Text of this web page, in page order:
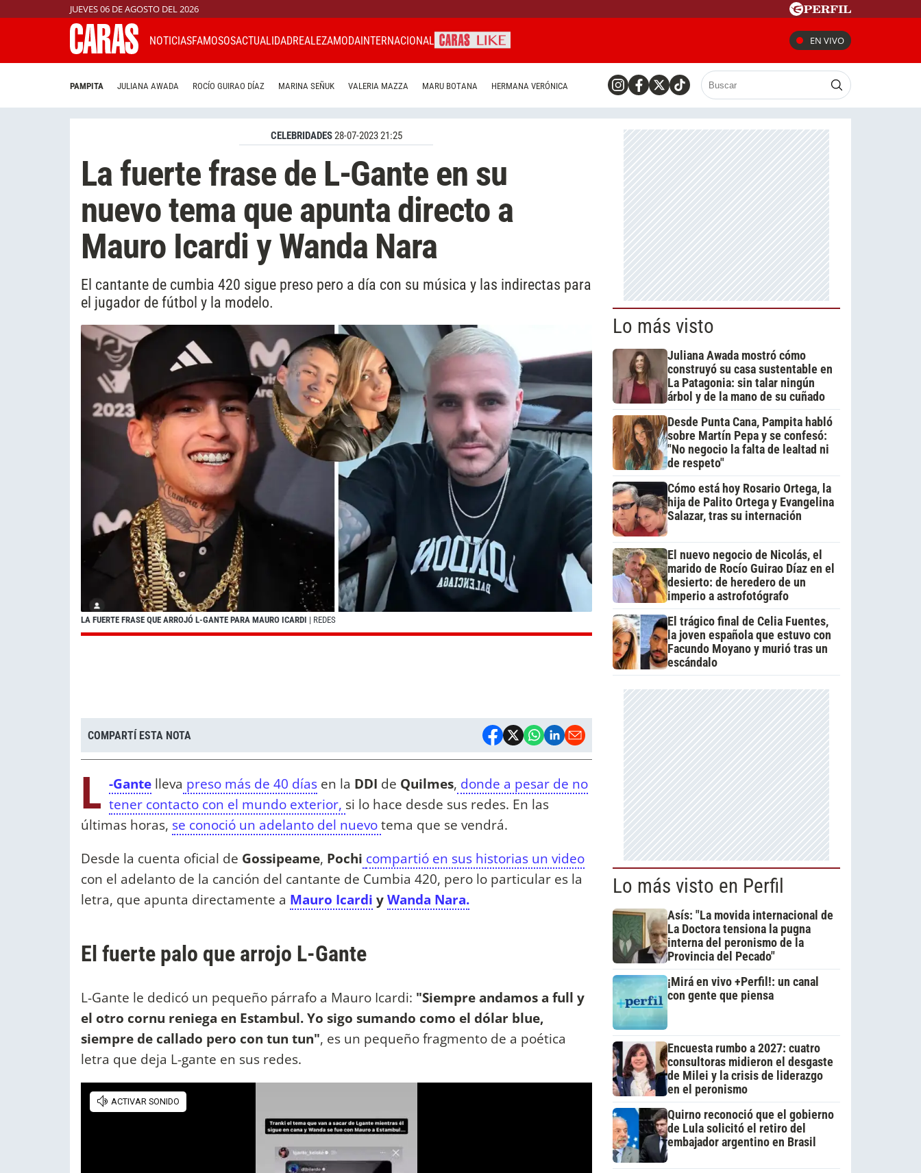
JUEVES 06 DE AGOSTO DEL 2026
NOTICIASFAMOSOSACTUALIDADREALEZAMODAINTERNACIONAL EN VIVO
PAMPITA JULIANA AWADA ROCÍO GUIRAO DÍAZ MARINA SEÑUK VALERIA MAZZA MARU BOTANA HERMANA VERÓNICA
CELEBRIDADES28-07-2023 21:25
La fuerte frase de L-Gante en su
nuevo tema que apunta directo a
Mauro Icardi y Wanda Nara
El cantante de cumbia 420 sigue preso pero a día con su música y las indirectas para
el jugador de fútbol y la modelo.
LA FUERTE FRASE QUE ARROJÓ L-GANTE PARA MAURO ICARDI | REDES
COMPARTÍ ESTA NOTA
L -Gante lleva preso más de 40 días en la DDI de Quilmes, donde a pesar de no
tener contacto con el mundo exterior, si lo hace desde sus redes. En las
últimas horas, se conoció un adelanto del nuevotema que se vendrá.
Desde la cuenta oficial de Gossipeame, Pochi compartió en sus historias un video
con el adelanto de la canción del cantante de Cumbia 420, pero lo particular es la
letra, que apunta directamente a Mauro Icardi yWanda Nara.
El fuerte palo que arrojo L-Gante
L-Gante le dedicó un pequeño párrafo a Mauro Icardi: "Siempre andamos a full y
el otro cornu reniega en Estambul. Yo sigo sumando como el dólar blue,
siempre de callado pero con tun tun", es un pequeño fragmento de a poética
letra que deja L-gante en sus redes.
Lo más visto
Juliana Awada mostró cómo
construyó su casa sustentable en
La Patagonia: sin talar ningún
árbol y de la mano de su cuñado
Desde Punta Cana, Pampita habló
sobre Martín Pepa y se confesó:
"No negocio la falta de lealtad ni
de respeto"
Cómo está hoy Rosario Ortega, la
hija de Palito Ortega y Evangelina
Salazar, tras su internación
El nuevo negocio de Nicolás, el
marido de Rocío Guirao Díaz en el
desierto: de heredero de un
imperio a astrofotógrafo
El trágico final de Celia Fuentes,
la joven española que estuvo con
Facundo Moyano y murió tras un
escándalo
Lo más visto en Perfil
Asís: "La movida internacional de
La Doctora tensiona la pugna
interna del peronismo de la
Provincia del Pecado"
¡Mirá en vivo +Perfil!: un canal
con gente que piensa
Encuesta rumbo a 2027: cuatro
consultoras midieron el desgaste
de Milei y la crisis de liderazgo
en el peronismo
Quirno reconoció que el gobierno
de Lula solicitó el retiro del
embajador argentino en Brasil